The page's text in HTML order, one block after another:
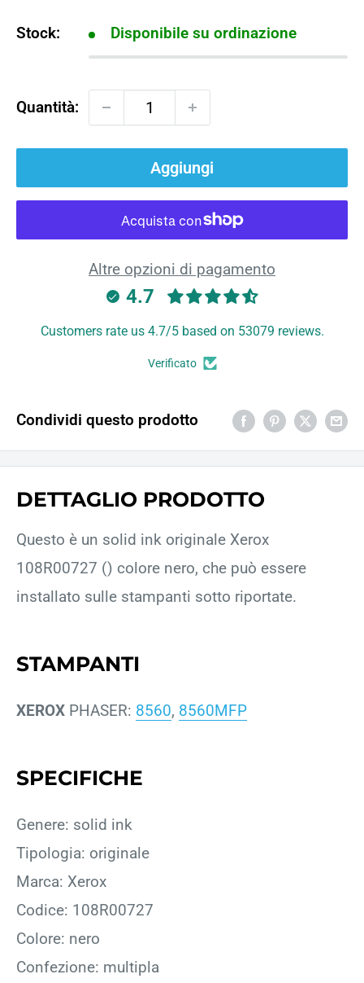
Stock: Disponibile su ordinazione
Quantità:
Aggiungi
Altre opzioni di pagamento
4.7
Customers rate us 4.7/5 based on 53079 reviews.
Verificato
Condividi questo prodotto
DETTAGLIO PRODOTTO
Questo è un solid ink originale Xerox
108R00727 () colore nero, che può essere
installato sulle stampanti sotto riportate.
STAMPANTI
XEROX PHASER: 8560, 8560MFP
SPECIFICHE
Genere: solid ink
Tipologia: originale
Marca: Xerox
Codice: 108R00727
Colore: nero
Confezione: multipla